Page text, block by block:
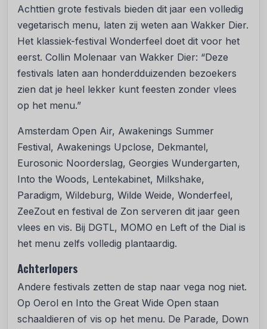
Achttien grote festivals bieden dit jaar een volledig
vegetarisch menu, laten zij weten aan Wakker Dier.
Het klassiek-festival Wonderfeel doet dit voor het
eerst. Collin Molenaar van Wakker Dier: “Deze
festivals laten aan honderdduizenden bezoekers
zien dat je heel lekker kunt feesten zonder vlees
op het menu.”
Amsterdam Open Air, Awakenings Summer
Festival, Awakenings Upclose, Dekmantel,
Eurosonic Noorderslag, Georgies Wundergarten,
Into the Woods, Lentekabinet, Milkshake,
Paradigm, Wildeburg, Wilde Weide, Wonderfeel,
ZeeZout en festival de Zon serveren dit jaar geen
vlees en vis. Bij DGTL, MOMO en Left of the Dial is
het menu zelfs volledig plantaardig.
Achterlopers
Andere festivals zetten de stap naar vega nog niet.
Op Oerol en Into the Great Wide Open staan
schaaldieren of vis op het menu. De Parade, Down